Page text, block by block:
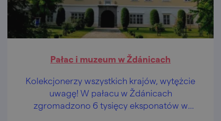
Pałac i muzeum w Ždánicach
Kolekcjonerzy wszystkich krajów, wytężcie
uwagę! W pałacu w Ždánicach
zgromadzono 6 tysięcy eksponatów w